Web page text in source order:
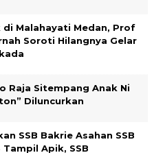
di Malahayati Medan, Prof
Soroti Hilangnya Gelar
Raja Sitempang Anak Ni
Diluncurkan
SSB Bakrie Asahan SSB
Tampil Apik, SSB